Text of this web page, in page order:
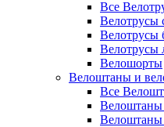
Все
Велотрусы
Велотрусы
Велотрусы
Велошорты
Велоштаны и
Все
Велоштаны